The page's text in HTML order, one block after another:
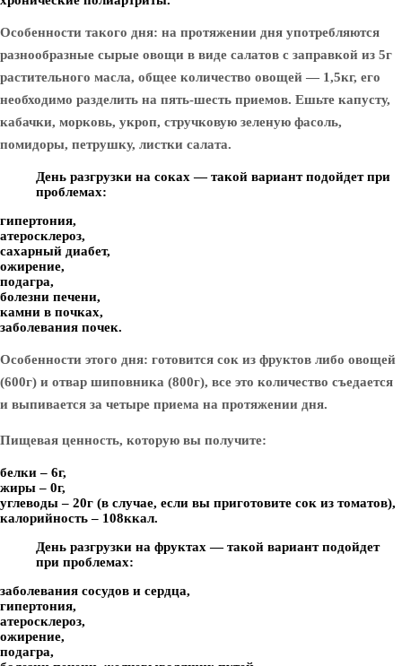
Особенности такого дня: на протяжении дня употребляются
разнообразные сырые овощи в виде салатов с заправкой из 5г
растительного масла, общее количество овощей — 1,5кг, его
необходимо разделить на пять-шесть приемов. Ешьте капусту,
кабачки, морковь, укроп, стручковую зеленую фасоль,
помидоры, петрушку, листки салата.
День разгрузки на соках — такой вариант подойдет при
проблемах:
гипертония,
атеросклероз,
сахарный диабет,
ожирение,
подагра,
болезни печени,
камни в почках,
заболевания почек.
Особенности этого дня: готовится сок из фруктов либо овощей
(600г) и отвар шиповника (800г), все это количество съедается
и выпивается за четыре приема на протяжении дня.
Пищевая ценность, которую вы получите:
белки – 6г,
жиры – 0г,
углеводы – 20г (в случае, если вы приготовите сок из томатов),
калорийность – 108ккал.
День разгрузки на фруктах — такой вариант подойдет
при проблемах:
заболевания сосудов и сердца,
гипертония,
атеросклероз,
ожирение,
подагра,